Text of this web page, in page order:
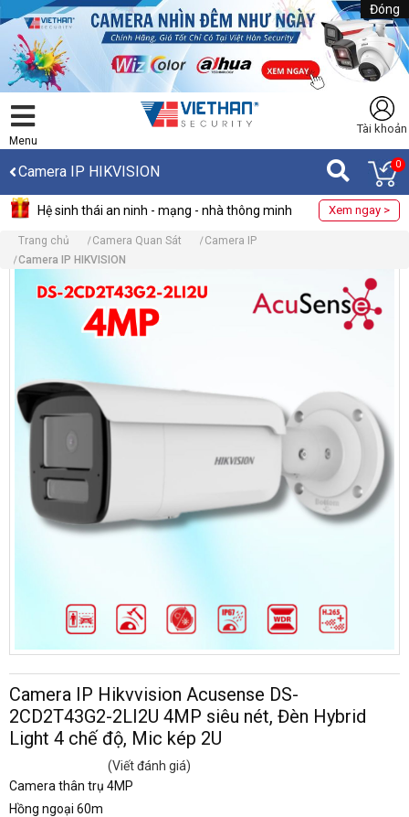
Đóng
Menu
Tài khoản
Camera IP HIKVISION 0
Hệ sinh thái an ninh - mạng - nhà thông minh Xem ngay >
Trang chủ Camera Quan Sát
Camera IP
Camera IP HIKVISION
Camera IP Hikvvision Acusense DS-
2CD2T43G2-2LI2U 4MP siêu nét, Đèn Hybrid
Light 4 chế độ, Mic kép 2U
(Viết đánh giá)
Camera thân trụ 4MP
Hồng ngoại 60m